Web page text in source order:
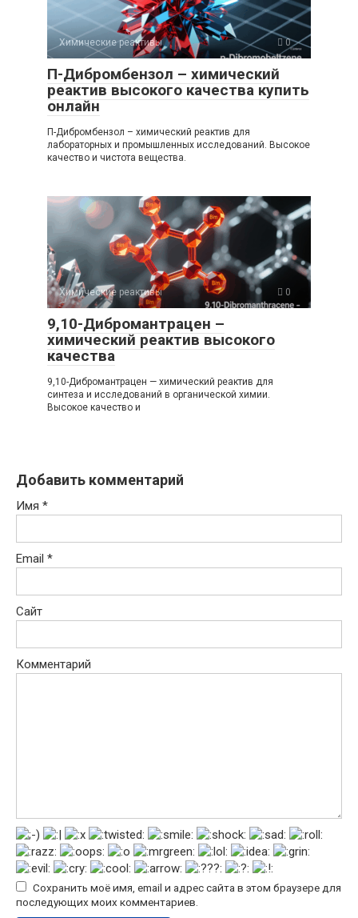
Химические реактивы 0
П-Дибромбензол – химический
реактив высокого качества купить
онлайн
П-Дибромбензол – химический реактив для
лабораторных и промышленных исследований. Высокое
качество и чистота вещества.
Химические реактивы 0
9,10-Дибромантрацен –
химический реактив высокого
качества
9,10-Дибромантрацен — химический реактив для
синтеза и исследований в органической химии.
Высокое качество и
Добавить комментарий
Имя *
Email *
Сайт
Комментарий
Сохранить моё имя, email и адрес сайта в этом браузере для
последующих моих комментариев.